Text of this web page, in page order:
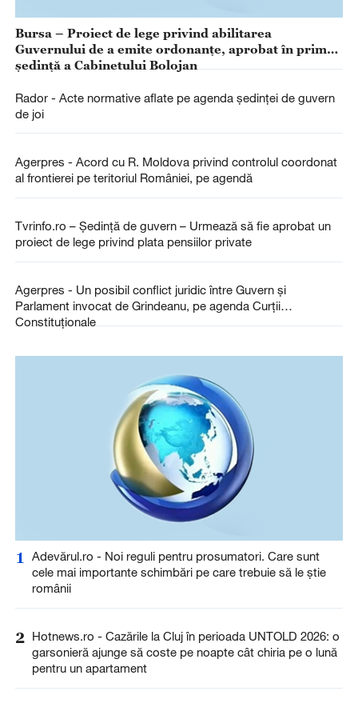
Bursa – Proiect de lege privind abilitarea
Guvernului de a emite ordonanţe, aprobat în prima
şedinţă a Cabinetului Bolojan
Rador - Acte normative aflate pe agenda ședinței de guvern
de joi
Agerpres - Acord cu R. Moldova privind controlul coordonat
al frontierei pe teritoriul României, pe agendă
Tvrinfo.ro – Şedinţă de guvern – Urmează să fie aprobat un
proiect de lege privind plata pensiilor private
Agerpres - Un posibil conflict juridic între Guvern și
Parlament invocat de Grindeanu, pe agenda Curții
Constituționale
1
Adevărul.ro - Noi reguli pentru prosumatori. Care sunt
cele mai importante schimbări pe care trebuie să le știe
românii
2 Hotnews.ro - Cazările la Cluj în perioada UNTOLD 2026: o
garsonieră ajunge să coste pe noapte cât chiria pe o lună
pentru un apartament